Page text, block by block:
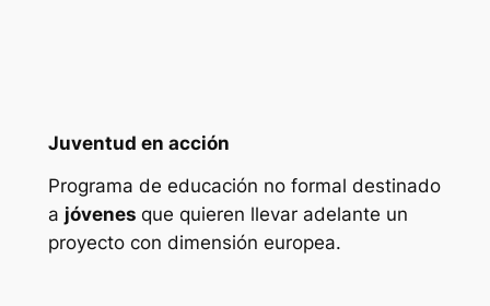
Juventud en acción
Programa de educación no formal destinado
a jóvenes que quieren llevar adelante un
proyecto con dimensión europea.